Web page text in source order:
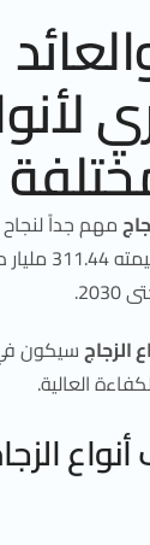
مهم جداً
الزجاجسيكون
العالية.